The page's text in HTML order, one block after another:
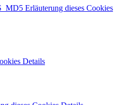
Erläuterung dieses Cookies
Details